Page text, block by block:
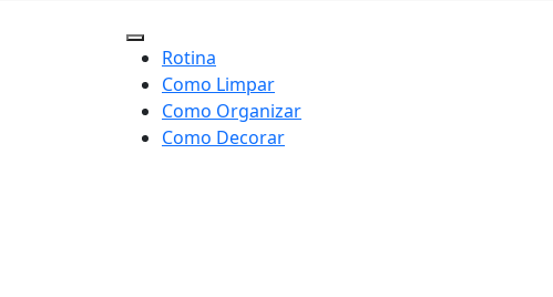
Rotina
Como Limpar
Como Organizar
Como Decorar